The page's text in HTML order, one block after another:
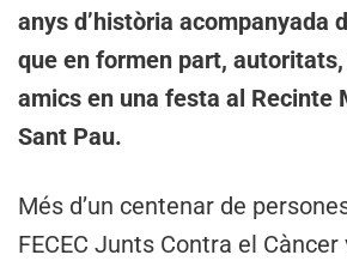
anys d’història acompanyada
que en formen part, autoritats,
amics en una festa al Recinte
Sant Pau.
Més d’un centenar de
FECEC Junts Contra el